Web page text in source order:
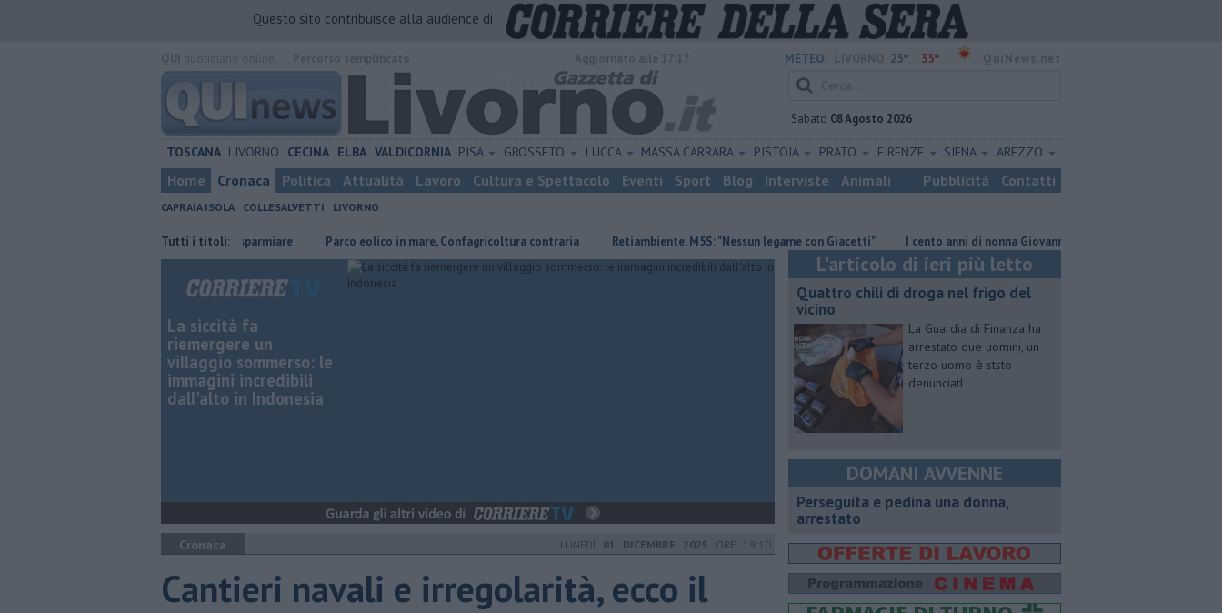
Questo sito contribuisce alla audience di
METEO: 25° 35°
Sabato 08 Agosto 2026
TOSCANA LIVORNO CECINA ELBA VALDICORNIA PISA GROSSETO LUCCA MASSA CARRARA PISTOIA PRATO FIRENZE SIENA AREZZO
Home Cronaca Politica Attualità Lavoro Cultura e Spettacolo Eventi Sport Blog Interviste Animali Pubblicità Contatti
CAPRAIA ISOLA COLLESALVETTI LIVORNO
Tutti i titoli:
​Benzina, gasolio, gpl, ecco dove risparmiare Parco eolico in mare, Confagricoltura contraria Retiambiente, M5S: "Nessun legame con Giacetti" I cento anni di nonna Giovanna ​Benzina, gasolio, gpl, ecco dove
La siccità fa
riemergere un
villaggio sommerso: le
immagini incredibili
dall'alto in Indonesia
Cronaca LUNEDÌ 01 DICEMBRE 2025 ORE 19:10
Cantieri navali e irregolarità, ecco il
L'articolo di ieri più letto
Quattro chili di droga nel frigo del
vicino
La Guardia di Finanza ha
arrestato due uomini, un
terzo uomo è ststo
denunciatl
DOMANI AVVENNE
Perseguita e pedina una donna,
arrestato